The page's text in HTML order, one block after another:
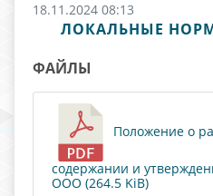
18.11.2024 08:13
ЛОКАЛЬНЫЕ
ФАЙЛЫ
Положение о
содержании и
ООО (264.5 KiB)